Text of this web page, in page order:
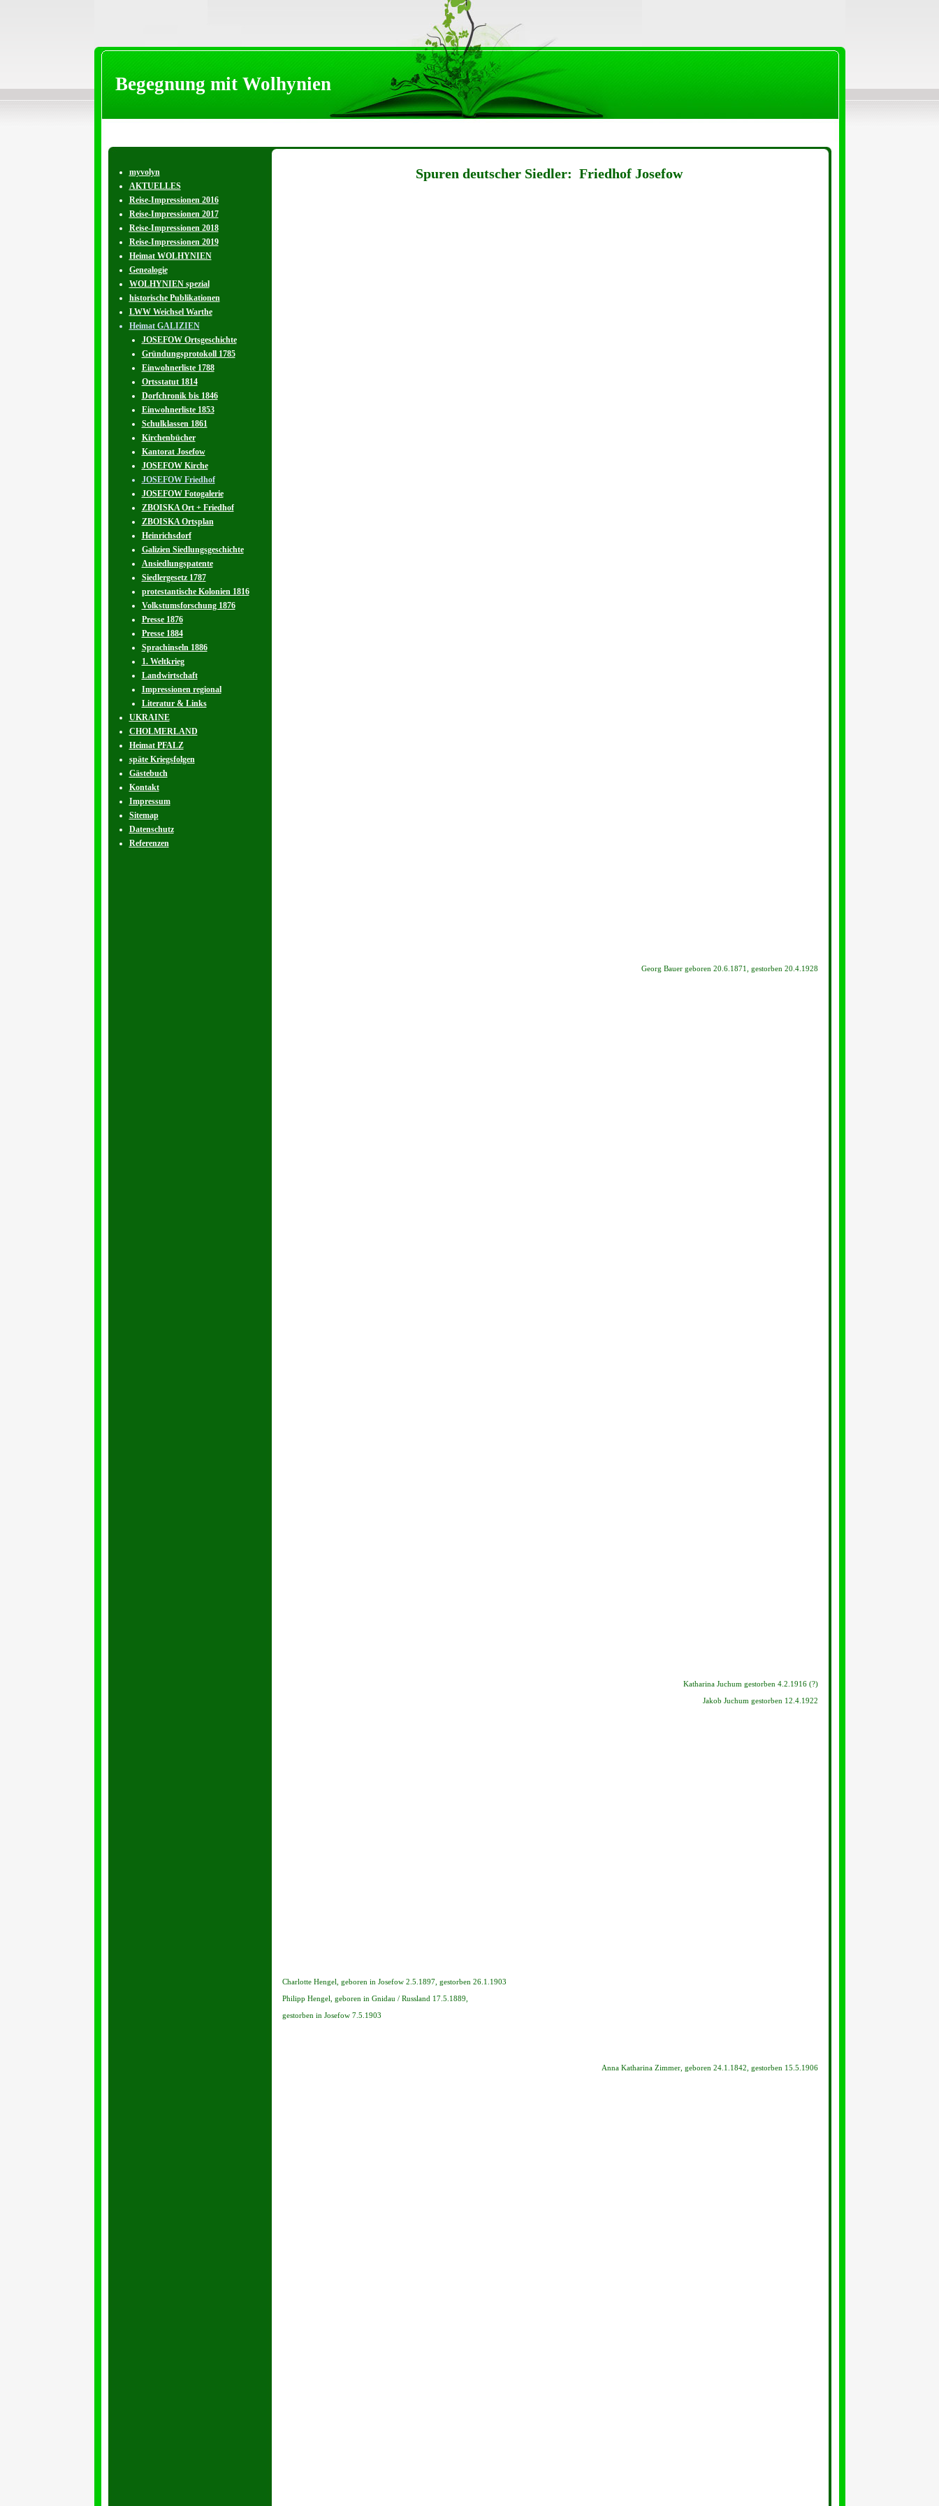
Begegnung mit Wolhynien
myvolyn
AKTUELLES
Reise-Impressionen 2016
Reise-Impressionen 2017
Reise-Impressionen 2018
Reise-Impressionen 2019
Heimat WOLHYNIEN
Genealogie
WOLHYNIEN spezial
historische Publikationen
LWW Weichsel Warthe
Heimat GALIZIEN
JOSEFOW Ortsgeschichte
Gründungsprotokoll 1785
Einwohnerliste 1788
Ortsstatut 1814
Dorfchronik bis 1846
Einwohnerliste 1853
Schulklassen 1861
Kirchenbücher
Kantorat Josefow
JOSEFOW Kirche
JOSEFOW Friedhof
JOSEFOW Fotogalerie
ZBOISKA Ort + Friedhof
ZBOISKA Ortsplan
Heinrichsdorf
Galizien Siedlungsgeschichte
Ansiedlungspatente
Siedlergesetz 1787
protestantische Kolonien 1816
Volkstumsforschung 1876
Presse 1876
Presse 1884
Sprachinseln 1886
1. Weltkrieg
Landwirtschaft
Impressionen regional
Literatur & Links
UKRAINE
CHOLMERLAND
Heimat PFALZ
späte Kriegsfolgen
Gästebuch
Kontakt
Impressum
Sitemap
Datenschutz
Referenzen
Spuren deutscher Siedler: Friedhof Josefow
Georg Bauer geboren 20.6.1871, gestorben 20.4.1928
Katharina Juchum gestorben 4.2.1916 (?)
Jakob Juchum gestorben 12.4.1922
Charlotte Hengel, geboren in Josefow 2.5.1897, gestorben 26.1.1903
Philipp Hengel, geboren in Gnidau / Russland 17.5.1889,
gestorben in Josefow 7.5.1903
Anna Katharina Zimmer, geboren 24.1.1842, gestorben 15.5.1906